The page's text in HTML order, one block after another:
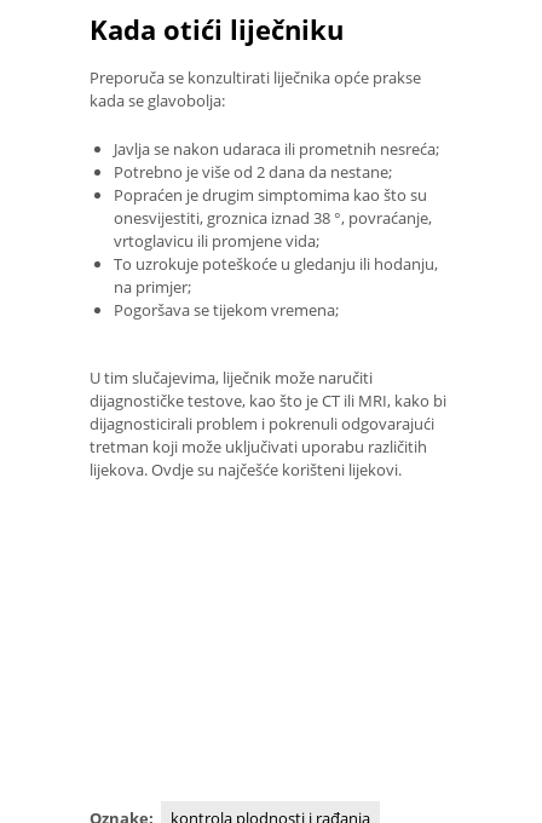
Kada otići liječniku
Preporuča se konzultirati liječnika opće prakse
kada se glavobolja:
Javlja se nakon udaraca ili prometnih nesreća;
Potrebno je više od 2 dana da nestane;
Popraćen je drugim simptomima kao što su
onesvijestiti, groznica iznad 38 °, povraćanje,
vrtoglavicu ili promjene vida;
To uzrokuje poteškoće u gledanju ili hodanju,
na primjer;
Pogoršava se tijekom vremena;
U tim slučajevima, liječnik može naručiti
dijagnostičke testove, kao što je CT ili MRI, kako bi
dijagnosticirali problem i pokrenuli odgovarajući
tretman koji može uključivati ​​uporabu različitih
lijekova. Ovdje su najčešće korišteni lijekovi.
Oznake: kontrola plodnosti i rađanja